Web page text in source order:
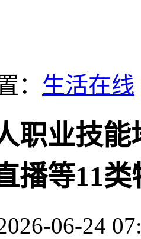
： 生活在线
职业技
播等11类
06-24